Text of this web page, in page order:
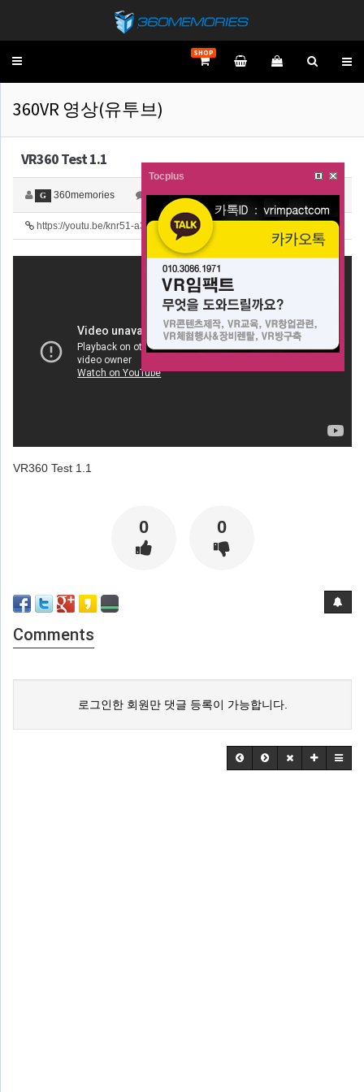
Toggle
SHOP
360VR 영상(유투브)
VR360 Test 1.1
G 360memories 0 3,483
43
https://youtu.be/knr51-a3O3w
VR360 Test 1.1
0 0
Comments
로그인한 회원만 댓글 등록이 가능합니다.
Tocplus